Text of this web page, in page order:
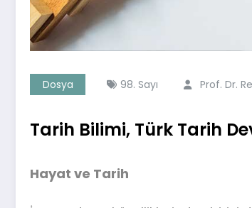
Dosya 98. Sayı Prof. Dr.
Tarih Bilimi, Türk Tarih
Hayat ve Tarih